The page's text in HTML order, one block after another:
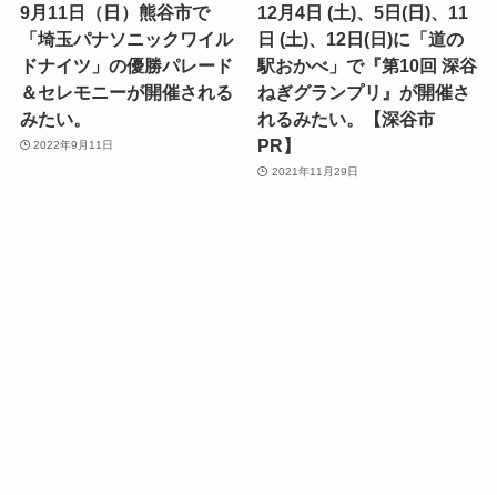
9月11日（日）熊谷市で
「埼玉パナソニックワイル
ドナイツ」の優勝パレード
＆セレモニーが開催される
みたい。
2022年9月11日
12月4日 (土)、5日(日)、11
日 (土)、12日(日)に「道の
駅おかべ」で『第10回 深谷
ねぎグランプリ』が開催さ
れるみたい。【深谷市
PR】
2021年11月29日